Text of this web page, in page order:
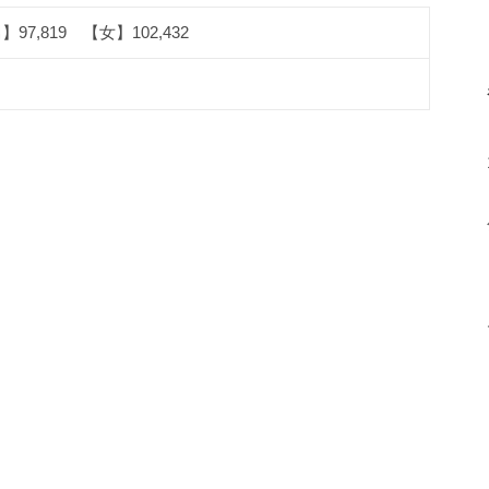
97,819 【女】102,432